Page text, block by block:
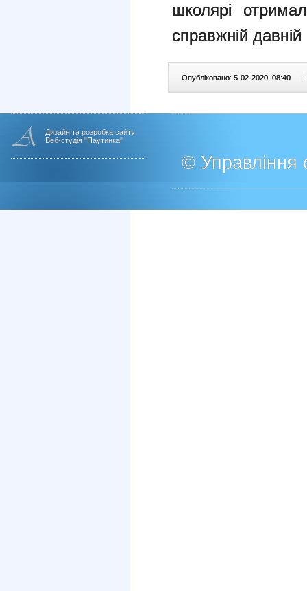
школярі
справжній давній
Опубліковано: 5-02-2020, 08:40 |
Дизайн та розробка сайту
Веб-студія "Паутинка"
© Управління